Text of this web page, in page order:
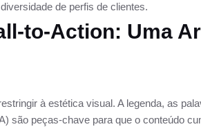
de perfis de clientes.
to-Action: Uma
à estética visual. A legenda, as
são peças-chave para que o conteúdo